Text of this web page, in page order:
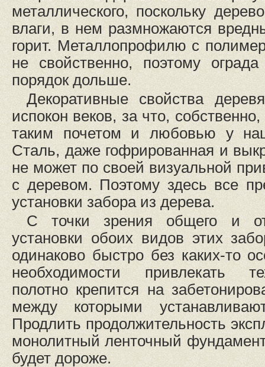
металлического, поскольку
влаги, в нем размножаются
горит. Металлопрофилю с
не свойственно, поэтому
порядок дольше.
Декоративные свойства
испокон веков, за что,
таким почетом и любовью у
Сталь, даже гофрированная и
не может по своей визуальной
с деревом. Поэтому здесь все
установки забора из дерева.
С точки зрения общего и
установки обоих видов этих
одинаково быстро без каких-то
необходимости привлекать
полотно крепится на
между которыми
Продлить продолжительность
монолитный ленточный
будет дороже.